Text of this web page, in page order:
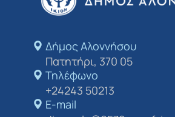
Δήμος Αλοννήσου​
Πατητήρι, 370 05
Τηλέφωνο
+24243 50213
E-mail